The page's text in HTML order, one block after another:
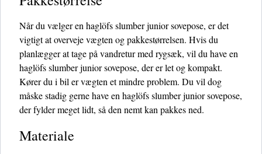
Når du vælger en haglöfs slumber junior sovepose, er det
vigtigt at overveje vægten og pakkestørrelsen. Hvis du
planlægger at tage på vandretur med rygsæk, vil du have en
haglöfs slumber junior sovepose, der er let og kompakt.
Kører du i bil er vægten et mindre problem. Du vil dog
måske stadig gerne have en haglöfs slumber junior sovepose,
der fylder meget lidt, så den nemt kan pakkes ned.
Materiale